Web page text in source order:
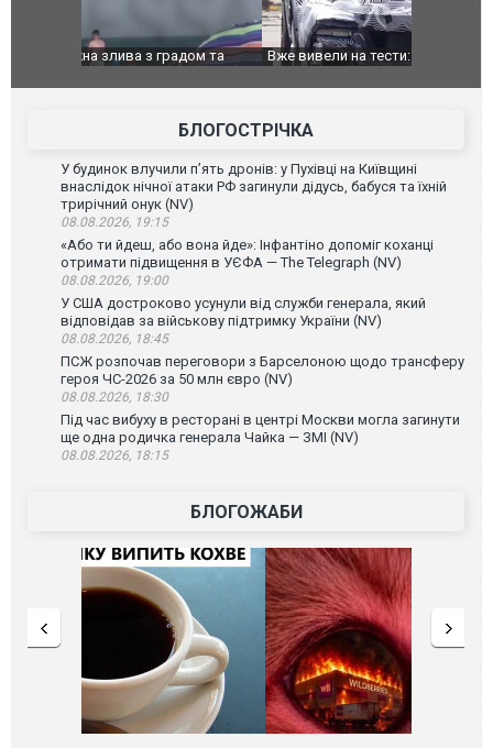
Вже вивели на тести: Ferrari готує оновлення
Вийшов
фільму
БЛОГОСТРІЧКА
У будинок влучили п’ять дронів: у Пухівці на Київщині
внаслідок нічної атаки РФ загинули дідусь, бабуся та їхній
трирічний онук (NV)
08.08.2026, 19:15
«Або ти йдеш, або вона йде»: Інфантіно допоміг коханці
отримати підвищення в УЄФА — The Telegraph (NV)
08.08.2026, 19:00
У США достроково усунули від служби генерала, який
відповідав за військову підтримку України (NV)
08.08.2026, 18:45
ПСЖ розпочав переговори з Барселоною щодо трансферу
героя ЧС-2026 за 50 млн євро (NV)
08.08.2026, 18:30
Під час вибуху в ресторані в центрі Москви могла загинути
ще одна родичка генерала Чайка — ЗМІ (NV)
08.08.2026, 18:15
БЛОГОЖАБИ